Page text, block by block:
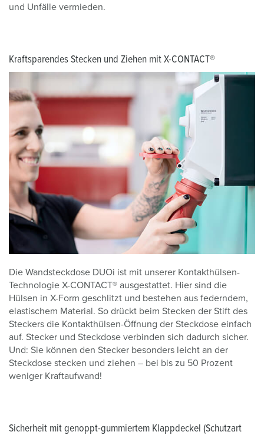
und Unfälle vermieden.
Kraftsparendes Stecken und Ziehen mit X-CONTACT®
Die Wandsteckdose DUOi ist mit unserer Kontakthülsen-
Technologie X-CONTACT® ausgestattet. Hier sind die
Hülsen in X-Form geschlitzt und bestehen aus federndem,
elastischem Material. So drückt beim Stecken der Stift des
Steckers die Kontakthülsen-Öffnung der Steckdose einfach
auf. Stecker und Steckdose verbinden sich dadurch sicher.
Und: Sie können den Stecker besonders leicht an der
Steckdose stecken und ziehen – bei bis zu 50 Prozent
weniger Kraftaufwand!
Sicherheit mit genoppt-gummiertem Klappdeckel (Schutzart